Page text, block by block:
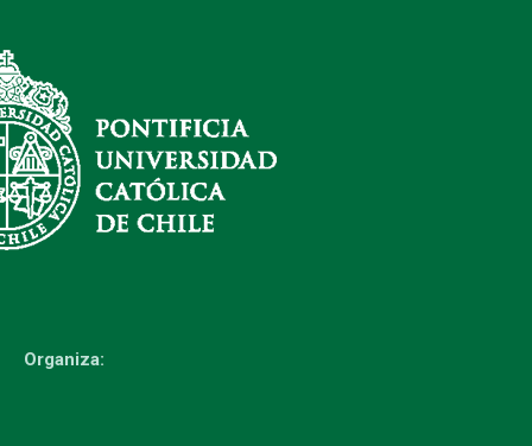
Organiza: